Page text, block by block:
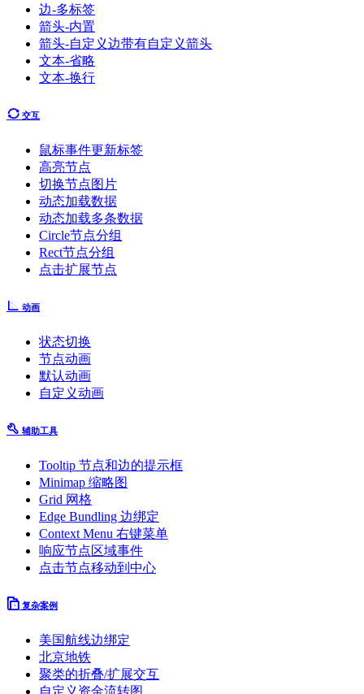
边-多标签
箭头-内置
箭头-自定义边带有自定义箭头
文本-省略
文本-换行
交互
鼠标事件更新标签
高亮节点
切换节点图片
动态加载数据
动态加载多条数据
Circle节点分组
Rect节点分组
点击扩展节点
动画
状态切换
节点动画
默认动画
自定义动画
辅助工具
Tooltip 节点和边的提示框
Minimap 缩略图
Grid 网格
Edge Bundling 边绑定
Context Menu 右键菜单
响应节点区域事件
点击节点移动到中心
复杂案例
美国航线边绑定
北京地铁
聚类的折叠/扩展交互
自定义资金流转图